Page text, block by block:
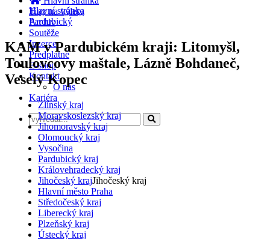
Tipy na výlety
Archiv
Soutěže
Inzerce
Předplatné
E-shop
Kontakt
O nás
Kariéra
Hlavní stránka
Pardubický
KAM v Pardubickém kraji: Litomyšl,
Toulovcovy maštale, Lázně Bohdaneč,
Veselý Kopec
Zlínský kraj
Moravskoslezský kraj
Jihomoravský kraj
Olomoucký kraj
Vysočina
Pardubický kraj
Královehradecký kraj
Jihočeský krajJihočeský kraj
Hlavní město Praha
Středočeský kraj
Liberecký kraj
Plzeňský kraj
Ústecký kraj